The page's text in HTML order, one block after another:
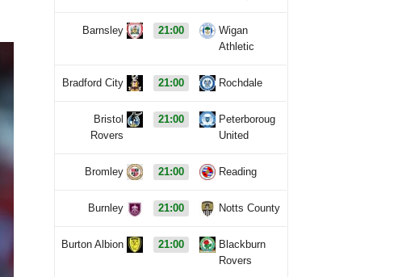
Barnsley 21:00
Wigan
Athletic
Bradford City 21:00 Rochdale
Bristol
Rovers
21:00
Peterboroug
United
Bromley 21:00 Reading
Burnley 21:00 Notts County
Burton Albion 21:00
Blackburn
Rovers